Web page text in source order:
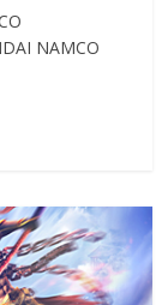
NAMCO